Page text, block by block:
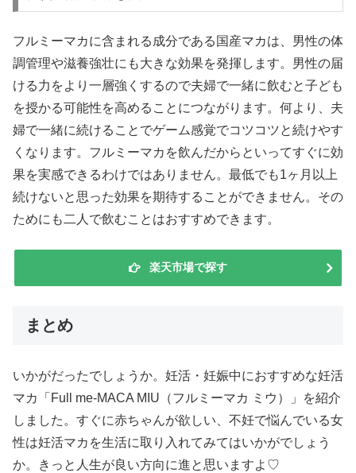
フルミーマカに含まれる成分である国産マカは、男性の体
調管理や滋養強壮にも大きな効果を発揮します。男性の届
ける力をより一層強くするので夫婦で一緒に飲むと子ども
を授かる可能性を高めることにつながります。何より、夫
婦で一緒に続けることでゲーム感覚でコツコツと続けやす
くなります。フルミーマカを飲んだからといってすぐに効
果を実感できるわけではありません。最低でも1ヶ月以上
続けないと思った効果を期待することができません。その
ためにも二人で飲むことはおすすめできます。
楽天市場で探す
まとめ
いかがだったでしょうか。妊活・妊娠中におすすめな妊活
マカ「Full me-MACA MIU（フルミーマカ ミウ）」を紹介
しました。すぐに赤ちゃんが欲しい、不妊で悩んでいる女
性は妊活マカを生活に取り入れてみてはいかがでしょう
か。きっと人生が良い方向に進と思いますよ♡